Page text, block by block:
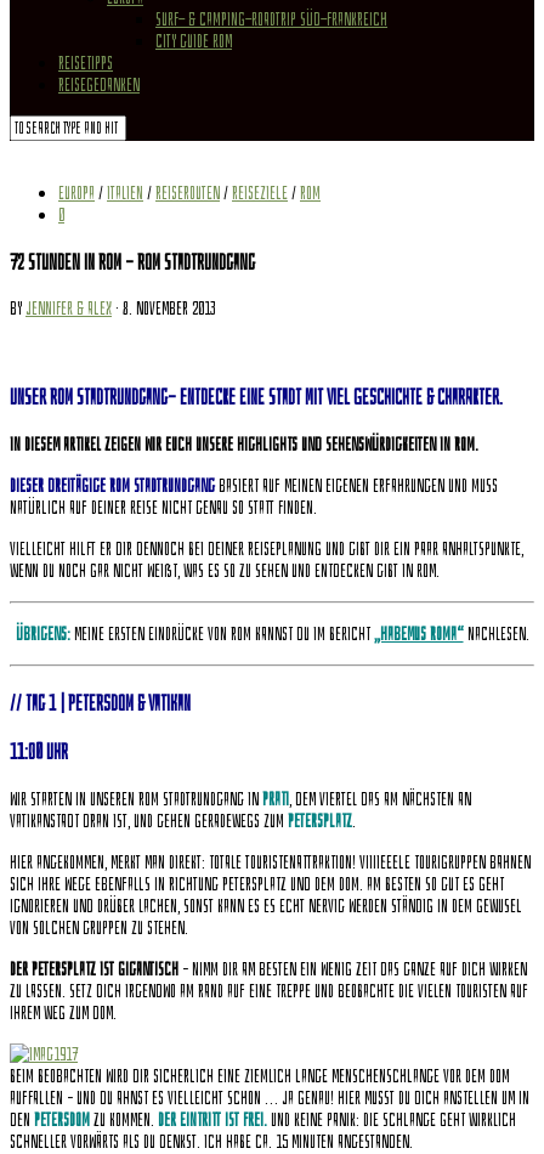
Surf- & Camping-Roadtrip Süd-Frankreich
City Guide Rom
REISETIPPS
REISEGEDANKEN
Europa /Italien /Reiserouten/Reiseziele/Rom
0
72 Stunden in Rom – Rom Stadtrundgang
by Jennifer & Alex· 8. November 2013
Unser Rom Stadtrundgang– entdecke eine Stadt mit viel Geschichte &Charakter.
In diesem Artikel zeigen wir euch unsere Highlights und Sehenswürdigkeiten in Rom.
Dieser dreitägige Rom Stadtrundgangbasiert auf meinen eigenen Erfahrungen und muss
natürlich auf Deiner Reise nicht genau so statt finden.
Vielleicht hilft er dir dennoch bei deiner Reiseplanung und gibt dir ein paar Anhaltspunkte,
wenn Du noch gar nicht weißt, was es so zu sehen und entdecken gibt in Rom.
Übrigens:Meine ersten Eindrücke von Rom kannst du im Bericht„Habemus Roma“nachlesen.
// Tag 1 | Petersdom & Vatikan
11:00 Uhr
Wir starten in unseren Rom Stadtrundgang inPrati, dem Viertel das am nächsten an
Vatikanstadt dran ist, und gehen geradewegs zum Petersplatz.
Hier angekommen, merkt man direkt: totale Touristenattraktion! Viiiieeele Tourigruppen bahnen
sich ihre Wege ebenfalls in Richtung Petersplatz und dem Dom. Am besten so gut es geht
ignorieren und drüber lachen, sonst kann es es echt nervig werden ständig in dem Gewusel
von solchen Gruppen zu stehen.
Der Petersplatz ist gigantisch – nimm Dir am besten ein wenig Zeit das Ganze auf Dich wirken
zu lassen. Setz Dich irgendwo am Rand auf eine Treppe und beobachte die vielen Touristen auf
ihrem Weg zum Dom.
Beim Beobachten wird dir sicherlich eine ziemlich lange Menschenschlange vor dem Dom
auffallen – und du ahnst es vielleicht schon … ja genau! Hier musst du dich anstellen um in
den Petersdomzu kommen. Der Eintritt ist frei.Und keine Panik: Die Schlange geht wirklich
schneller vorwärts als Du denkst. Ich habe ca. 15 Minuten angestanden.